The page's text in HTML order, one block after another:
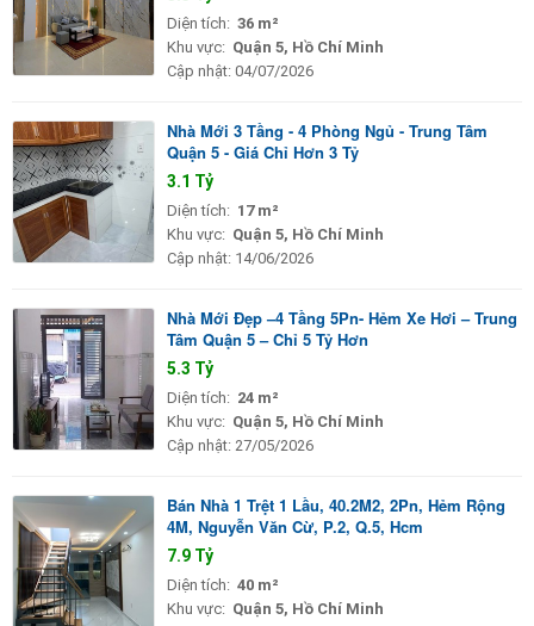
Diện tích: 36 m²
Khu vực: Quận 5, Hồ Chí Minh
Cập nhật: 04/07/2026
Nhà Mới 3 Tầng - 4 Phòng Ngủ - Trung Tâm
Quận 5 - Giá Chỉ Hơn 3 Tỷ
3.1 Tỷ
Diện tích: 17 m²
Khu vực: Quận 5, Hồ Chí Minh
Cập nhật: 14/06/2026
Nhà Mới Đẹp –4 Tầng 5Pn- Hẻm Xe Hơi – Trung
Tâm Quận 5 – Chỉ 5 Tỷ Hơn
5.3 Tỷ
Diện tích: 24 m²
Khu vực: Quận 5, Hồ Chí Minh
Cập nhật: 27/05/2026
Bán Nhà 1 Trệt 1 Lầu, 40.2M2, 2Pn, Hẻm Rộng
4M, Nguyễn Văn Cừ, P.2, Q.5, Hcm
7.9 Tỷ
Diện tích: 40 m²
Khu vực: Quận 5, Hồ Chí Minh